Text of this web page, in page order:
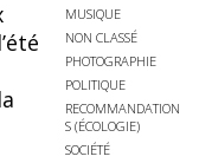
MUSIQUE
NON CLASSÉ
PHOTOGRAPHIE
POLITIQUE
RECOMMANDATION
S (ÉCOLOGIE)
SOCIÉTÉ